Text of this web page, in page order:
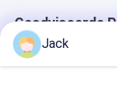
Geadviseerde
Jack